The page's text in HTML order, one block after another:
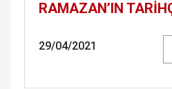
RAMAZAN’IN
29/04/2021